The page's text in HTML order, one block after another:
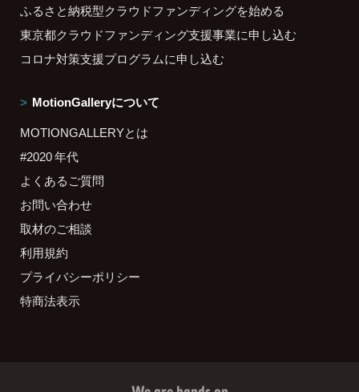
ふるさと納税型クラウドファンディングを始める
東京都クラウドファンディング支援事業に申し込む
コロナ対策支援プログラムに申し込む
MotionGalleryについて
MOTIONGALLERYとは
#2020 年代
よくあるご質問
お問い合わせ
取材のご相談
利用規約
プライバシーポリシー
特商法表示